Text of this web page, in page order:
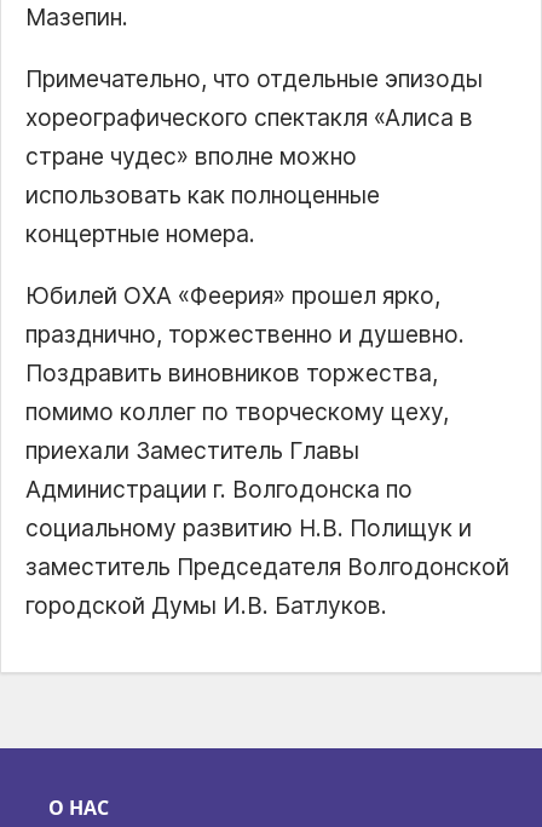
Мазепин.
Примечательно, что отдельные эпизоды
хореографического спектакля «Алиса в
стране чудес» вполне можно
использовать как полноценные
концертные номера.
Юбилей ОХА «Феерия» прошел ярко,
празднично, торжественно и душевно.
Поздравить виновников торжества,
помимо коллег по творческому цеху,
приехали Заместитель Главы
Администрации г. Волгодонска по
социальному развитию Н.В. Полищук и
заместитель Председателя Волгодонской
городской Думы И.В. Батлуков.
О НАС